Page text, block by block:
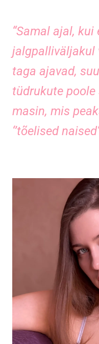
“Samal ajal,
jalgpalliväljakul
taga ajavad,
tüdrukute
masin, mis
‘’tõelised